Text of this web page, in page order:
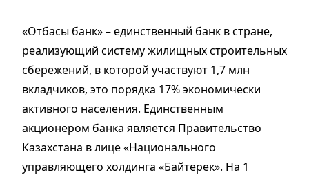
«Отбасы банк» – единственный банк в стране,
реализующий систему жилищных строительных
сбережений, в которой участвуют 1,7 млн
вкладчиков, это порядка 17% экономически
активного населения. Единственным
акционером банка является Правительство
Казахстана в лице «Национального
управляющего холдинга «Байтерек». На 1